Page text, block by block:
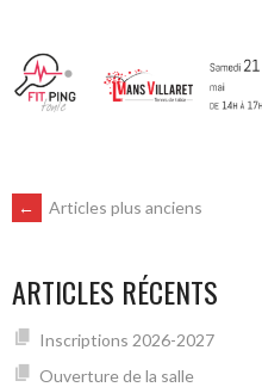
NAVIGATION
DES
ARTICLES
← Articles plus anciens
ARTICLES RÉCENTS
Inscriptions 2026-2027
Ouverture de la salle